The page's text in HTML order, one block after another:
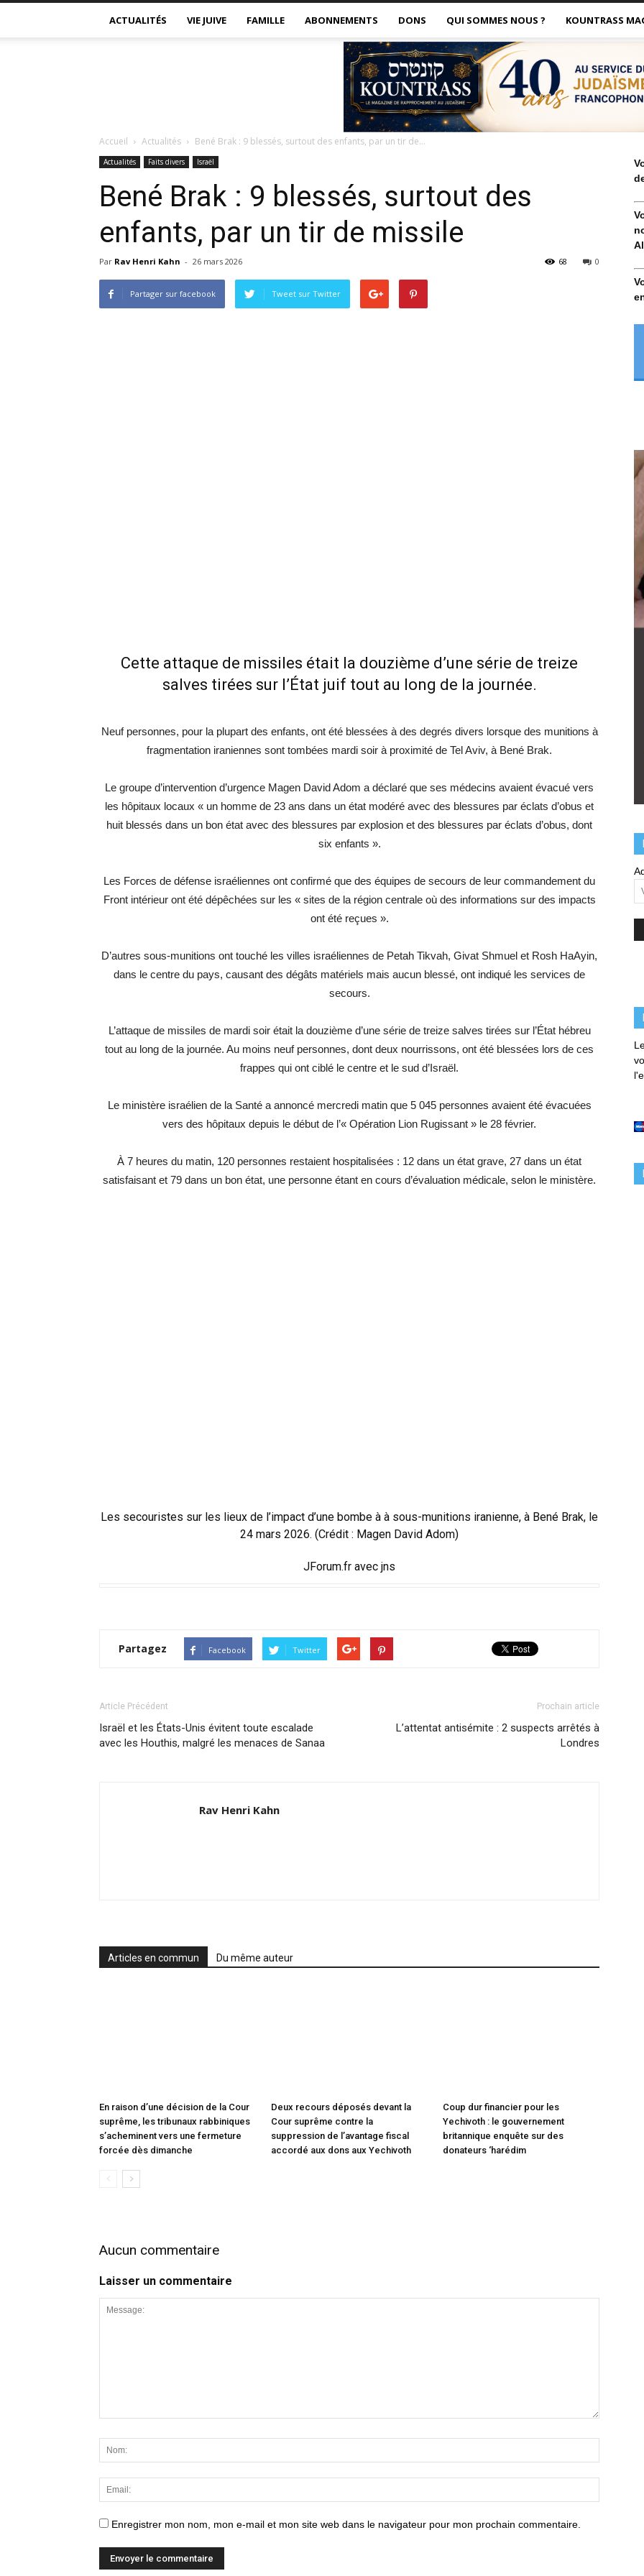
ACTUALITÉS VIE JUIVE FAMILLE ABONNEMENTS DONS QUI SOMMES NOUS ? KOUNTRASS
Accueil Actualités Bené Brak : 9 blessés, surtout des enfants, par un tir de...
Actualités Faits divers Israël
Bené Brak : 9 blessés, surtout des
enfants, par un tir de missile
Par Rav Henri Kahn - 26 mars 2026 0
68
Partager sur facebook Tweet sur Twitter
Cette attaque de missiles était la douzième d’une série de treize
salves tirées sur l’État juif tout au long de la journée.
Neuf personnes, pour la plupart des enfants, ont été blessées à des degrés divers lorsque des munitions à
fragmentation iraniennes sont tombées mardi soir à proximité de Tel Aviv, à Bené Brak.
Le groupe d’intervention d’urgence Magen David Adom a déclaré que ses médecins avaient évacué vers
les hôpitaux locaux « un homme de 23 ans dans un état modéré avec des blessures par éclats d’obus et
huit blessés dans un bon état avec des blessures par explosion et des blessures par éclats d’obus, dont
six enfants ».
Les Forces de défense israéliennes ont confirmé que des équipes de secours de leur commandement du
Front intérieur ont été dépêchées sur les « sites de la région centrale où des informations sur des impacts
ont été reçues ».
D’autres sous-munitions ont touché les villes israéliennes de Petah Tikvah, Givat Shmuel et Rosh HaAyin,
dans le centre du pays, causant des dégâts matériels mais aucun blessé, ont indiqué les services de
secours.
L’attaque de missiles de mardi soir était la douzième d’une série de treize salves tirées sur l’État hébreu
tout au long de la journée. Au moins neuf personnes, dont deux nourrissons, ont été blessées lors de ces
frappes qui ont ciblé le centre et le sud d’Israël.
Le ministère israélien de la Santé a annoncé mercredi matin que 5 045 personnes avaient été évacuées
vers des hôpitaux depuis le début de l’« Opération Lion Rugissant » le 28 février.
À 7 heures du matin, 120 personnes restaient hospitalisées : 12 dans un état grave, 27 dans un état
satisfaisant et 79 dans un bon état, une personne étant en cours d’évaluation médicale, selon le ministère.
Les secouristes sur les lieux de l’impact d’une bombe à à sous-munitions iranienne, à Bené Brak, le
24 mars 2026. (Crédit : Magen David Adom)
JForum.fr avec jns
Partagez Facebook Twitter
Article Précédent
Israël et les États-Unis évitent toute escalade
avec les Houthis, malgré les menaces de Sanaa
Prochain article
L’attentat antisémite : 2 suspects arrêtés à
Londres
Rav Henri Kahn
Articles en commun Du même auteur
En raison d’une décision de la Cour
suprême, les tribunaux rabbiniques
s’acheminent vers une fermeture
forcée dès dimanche
Deux recours déposés devant la
Cour suprême contre la
suppression de l’avantage fiscal
accordé aux dons aux Yechivoth
Coup dur financier pour les
Yechivoth : le gouvernement
britannique enquête sur des
donateurs ‘harédim
Aucun commentaire
Laisser un commentaire
Enregistrer mon nom, mon e-mail et mon site web dans le navigateur pour mon prochain commentaire.